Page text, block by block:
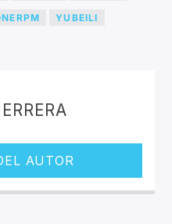
YUBEILI
AUTOR